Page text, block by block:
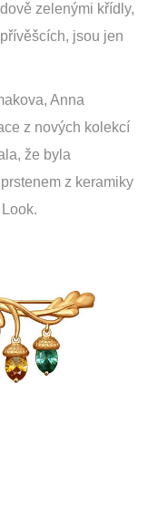
zelenými křídly,
jsou jen
Anna
z nových kolekcí
že byla
z keramiky